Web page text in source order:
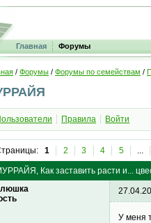
Главная Форумы
/ Форумы / Форумы по семействам /
Правила Войти
1 2 3 4 5 ...
Как заставить расти и...
У меня